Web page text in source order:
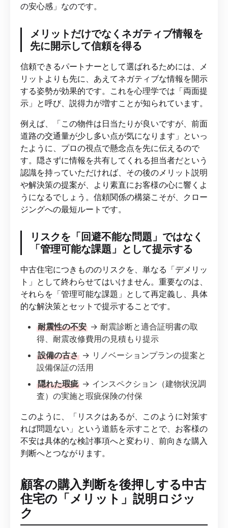
の安心感」なのです。
メリットだけでなくネガティブ情報を
先に開示して信頼を得る
信頼できるパートナーとして選ばれるためには、メ
リットよりも先に、あえてネガティブな情報を開示
する姿勢が効果的です。これを心理学では「両面提
示」と呼び、説得力が増すことが知られています。
例えば、「この物件は日当たりが良いですが、前面
道路の交通量が少し多い点が気になります」といっ
たように、プロの視点で懸念点を先に伝えるので
す。隠さずに情報を共有してくれる担当者だという
認識を持っていただければ、その後のメリット説明
や解決策の提案が、より素直にお客様の心に響くよ
うになるでしょう。信頼関係の構築こそが、クロー
ジングへの最短ルートです。
リスクを「回避不能な問題」ではなく
「管理可能な課題」として提示する
中古住宅につきもののリスクを、単なる「デメリッ
ト」として終わらせてはいけません。重要なのは、
それらを「管理可能な課題」として再定義し、具体
的な解決策とセットで提示することです。
耐震性の不安 → 耐震診断と適合証明書の取
得、耐震改修費用の見積もり提示
設備の古さ → リノベーションプランの提案と
設備保証の活用
隠れた瑕疵 → インスペクション（建物状況調
査）の実施と瑕疵保険の付保
このように、「リスクはあるが、このように対策す
れば問題ない」という道筋を示すことで、お客様の
不安は具体的な検討事項へと変わり、前向きな購入
判断へとつながります。
顧客の購入判断を後押しする中古
住宅の「メリット」説明ロジッ
ク